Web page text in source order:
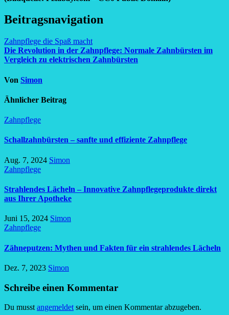
Beitragsnavigation
Zahnpflege die Spaß macht
Die Revolution in der Zahnpflege: Normale Zahnbürsten im
Vergleich zu elektrischen Zahnbürsten
Von Simon
Ähnlicher Beitrag
Zahnpflege
Schallzahnbürsten – sanfte und effiziente Zahnpflege
Aug. 7, 2024 Simon
Zahnpflege
Strahlendes Lächeln – Innovative Zahnpflegeprodukte direkt
aus Ihrer Apotheke
Juni 15, 2024 Simon
Zahnpflege
Zähneputzen: Mythen und Fakten für ein strahlendes Lächeln
Dez. 7, 2023 Simon
Schreibe einen Kommentar
Du musst angemeldet sein, um einen Kommentar abzugeben.